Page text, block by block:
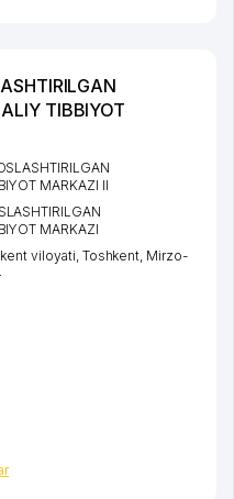
TIBBIYOT
MARKAZI II
MARKAZI
viloyati, Toshkent, Mirzo-